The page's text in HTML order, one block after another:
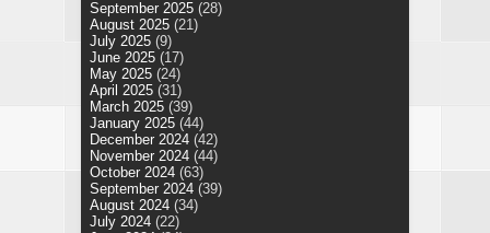
September 2025 (28)
August 2025 (21)
July 2025 (9)
June 2025 (17)
May 2025 (24)
April 2025 (31)
March 2025 (39)
January 2025 (44)
December 2024 (42)
November 2024 (44)
October 2024 (63)
September 2024 (39)
August 2024 (34)
July 2024 (22)